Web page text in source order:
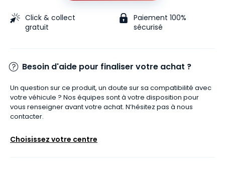
Click & collect
gratuit
Paiement 100%
sécurisé
Besoin d'aide pour finaliser votre achat ?
Un question sur ce produit, un doute sur sa compatibilité avec
votre véhicule ? Nos équipes sont à votre disposition pour
vous renseigner avant votre achat. N’hésitez pas à nous
contacter.
Choisissez votre centre